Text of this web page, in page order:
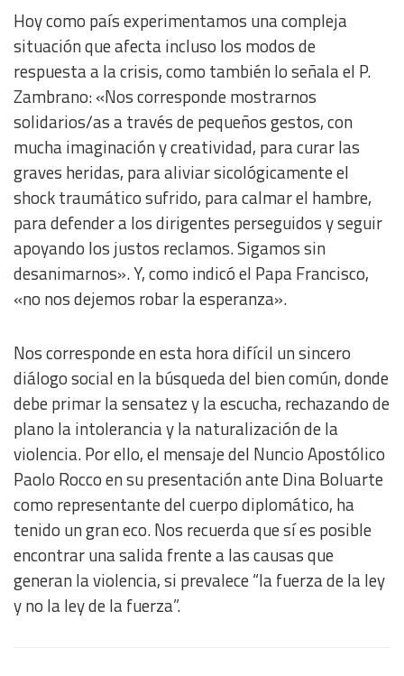
Hoy como país experimentamos una compleja
situación que afecta incluso los modos de
respuesta a la crisis, como también lo señala el P.
Zambrano: «Nos corresponde mostrarnos
solidarios/as a través de pequeños gestos, con
mucha imaginación y creatividad, para curar las
graves heridas, para aliviar sicológicamente el
shock traumático sufrido, para calmar el hambre,
para defender a los dirigentes perseguidos y seguir
apoyando los justos reclamos. Sigamos sin
desanimarnos». Y, como indicó el Papa Francisco,
«no nos dejemos robar la esperanza».
Nos corresponde en esta hora difícil un sincero
diálogo social en la búsqueda del bien común, donde
debe primar la sensatez y la escucha, rechazando de
plano la intolerancia y la naturalización de la
violencia. Por ello, el mensaje del Nuncio Apostólico
Paolo Rocco en su presentación ante Dina Boluarte
como representante del cuerpo diplomático, ha
tenido un gran eco. Nos recuerda que sí es posible
encontrar una salida frente a las causas que
generan la violencia, si prevalece “la fuerza de la ley
y no la ley de la fuerza”.